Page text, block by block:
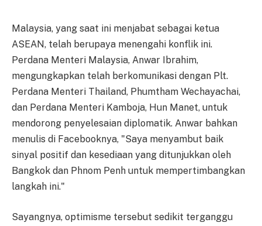
Malaysia, yang saat ini menjabat sebagai ketua
ASEAN, telah berupaya menengahi konflik ini.
Perdana Menteri Malaysia, Anwar Ibrahim,
mengungkapkan telah berkomunikasi dengan Plt.
Perdana Menteri Thailand, Phumtham Wechayachai,
dan Perdana Menteri Kamboja, Hun Manet, untuk
mendorong penyelesaian diplomatik. Anwar bahkan
menulis di Facebooknya, "Saya menyambut baik
sinyal positif dan kesediaan yang ditunjukkan oleh
Bangkok dan Phnom Penh untuk mempertimbangkan
langkah ini."
Sayangnya, optimisme tersebut sedikit terganggu